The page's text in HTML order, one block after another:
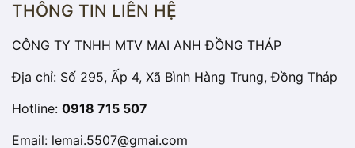
THÔNG TIN LIÊN HỆ
CÔNG TY TNHH MTV MAI ANH ĐỒNG THÁP
Địa chỉ: Số 295, Ấp 4, Xã Bình Hàng Trung, Đồng Tháp
Hotline: 0918 715 507
Email: lemai.5507@gmai.com